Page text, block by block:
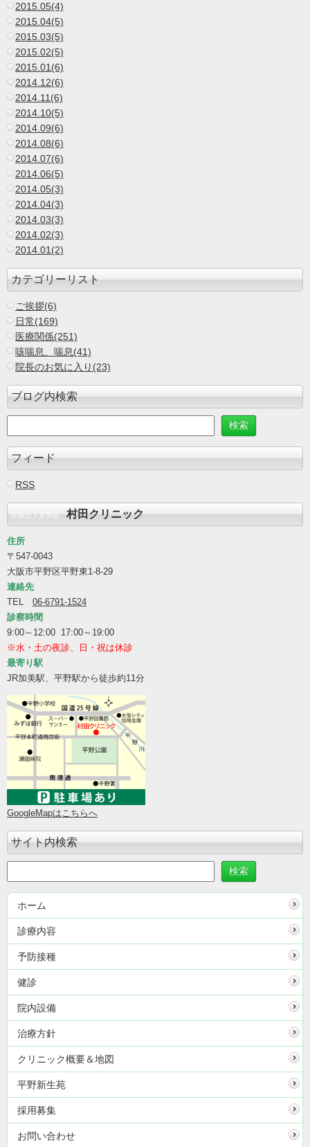
2015.05(4)
2015.04(5)
2015.03(5)
2015.02(5)
2015.01(6)
2014.12(6)
2014.11(6)
2014.10(5)
2014.09(6)
2014.08(6)
2014.07(6)
2014.06(5)
2014.05(3)
2014.04(3)
2014.03(3)
2014.02(3)
2014.01(2)
カテゴリーリスト
ご挨拶(6)
日常(169)
医療関係(251)
咳喘息、喘息(41)
院長のお気に入り(23)
ブログ内検索
フィード
RSS
医療法人富寿会村田クリニック
住所
〒547-0043
大阪市平野区平野東1-8-29
連絡先
TEL 06-6791-1524
診察時間
9:00～12:00 17:00～19:00
※水・土の夜診、日・祝は休診
最寄り駅
JR加美駅、平野駅から徒歩約11分
GoogleMapはこちらへ
サイト内検索
ホーム
診療内容
予防接種
健診
院内設備
治療方針
クリニック概要＆地図
平野新生苑
採用募集
お問い合わせ